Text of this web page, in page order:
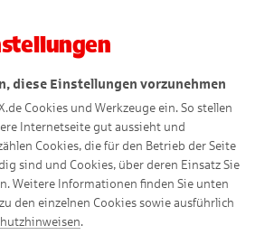
diese Einstellungen vorzunehmen
Cookies und Werkzeuge ein. So stellen
Internetseite gut aussieht und
Cookies, die für den Betrieb der Seite
sind und Cookies, über deren Einsatz Sie
Weitere Informationen finden Sie unten
den einzelnen Cookies sowie ausführlich
.